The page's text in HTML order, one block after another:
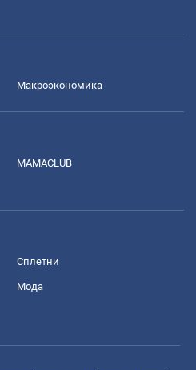
Mакроэкономика
MAMACLUB
Сплетни
Мода